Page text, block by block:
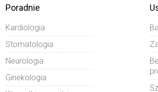
Poradnie
Kardiologia
Stomatologia
Neurologia
Ginekologia